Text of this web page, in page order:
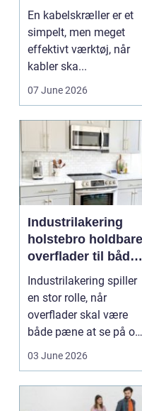
bedre økonomi i
kabelhåndtering
En kabelskræller er et
simpelt, men meget
effektivt værktøj, når
kabler ska...
07 June 2026
Industrilakering
holstebro holdbare
overflader til både
erhverv og private
Industrilakering spiller
en stor rolle, når
overflader skal være
både pæne at se på og
stærke nok ti...
03 June 2026